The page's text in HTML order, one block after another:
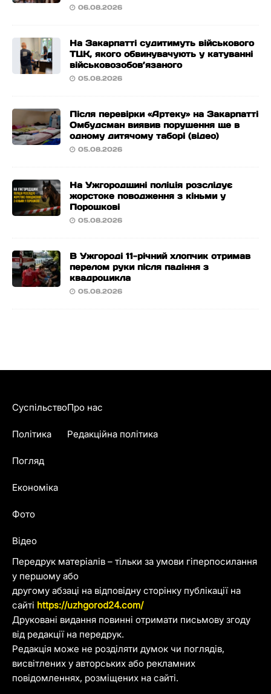
06.08.2026
На Закарпатті судитимуть військового
ТЦК, якого обвинувачують у катуванні
військовозобов’язаного
05.08.2026
Після перевірки «Артеку» на Закарпатті
Омбудсман виявив порушення ще в
одному дитячому таборі (відео)
05.08.2026
На Ужгородщині поліція розслідує
жорстоке поводження з кіньми у
Порошкові
05.08.2026
В Ужгороді 11-річний хлопчик отримав
перелом руки після падіння з
квадроцикла
05.08.2026
Передрук матеріалів – тільки за умови гіперпосилання
у першому або
другому абзаці на відповідну сторінку публікації на
сайті https://uzhgorod24.com/
Друковані видання повинні отримати письмову згоду
від редакції на передрук.
Редакція може не розділяти думок чи поглядів,
висвітлених у авторських або рекламних
повідомленнях, розміщених на сайті.
Суспільство
Політика
Погляд
Економіка
Фото
Відео
Про нас
Редакційна політика